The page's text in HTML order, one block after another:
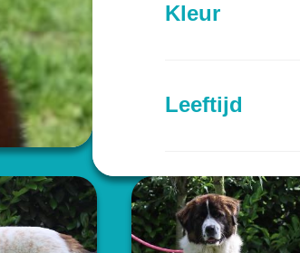
Kleur
Leeftijd
Provincie